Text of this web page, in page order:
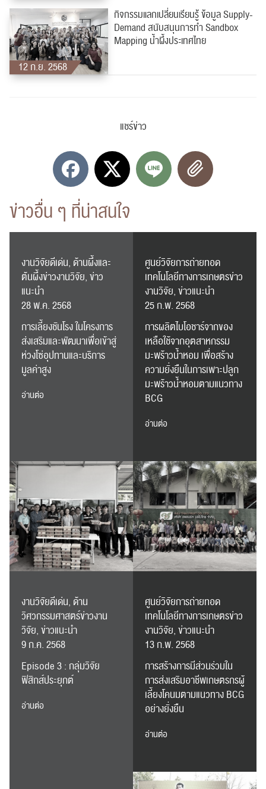
12 ก.ย. 2568
กิจกรรมแลกเปลี่ยนเรียนรู้ ข้อมูล Supply-
Demand สนับสนุนการทำ Sandbox
Mapping น้ำผึ้งประเทศไทย
แชร์ข่าว
ข่าวอื่น ๆ ที่น่าสนใจ
งานวิจัยดีเด่น, ด้านผึ้งและ
ต้นผึ้งข่าวงานวิจัย, ข่าว
แนะนำ
28 พ.ค. 2568
การเลี้ยงชันโรง ในโครงการ
ส่งเสริมและพัฒนาเพื่อเข้าสู่
ห่วงโซ่อุปทานและบริการ
มูลค่าสูง
อ่านต่อ
ศูนย์วิจัยการถ่ายทอด
เทคโนโลยีทางการเกษตรข่าว
งานวิจัย, ข่าวแนะนำ
25 ก.พ. 2568
การผลิตไบโอชาร์จากของ
เหลือใช้จากอุตสาหกรรม
มะพร้าวน้ำหอม เพื่อสร้าง
ความยั่งยืนในการเพาะปลูก
มะพร้าวน้ำหอมตามแนวทาง
BCG
อ่านต่อ
งานวิจัยดีเด่น, ด้าน
วิศวกรรมศาสตร์ข่าวงาน
วิจัย, ข่าวแนะนำ
9 ก.ค. 2568
Episode 3 : กลุ่มวิจัย
ฟิสิกส์ประยุกต์
อ่านต่อ
ศูนย์วิจัยการถ่ายทอด
เทคโนโลยีทางการเกษตรข่าว
งานวิจัย, ข่าวแนะนำ
13 ก.พ. 2568
การสร้างการมีส่วนร่วมใน
การส่งเสริมอาชีพเกษตรกรผู้
เลี้ยงโคนมตามแนวทาง BCG
อย่างยั่งยืน
อ่านต่อ